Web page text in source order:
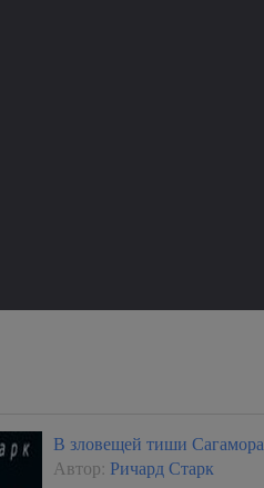
В зловещей тиши Сагамора
Автор: Ричард Старк